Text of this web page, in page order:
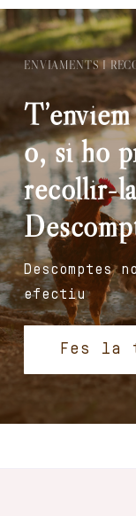
ENVIAMENTS I
o, si ho
recollir-
Descomptes
efectiu
Fes la